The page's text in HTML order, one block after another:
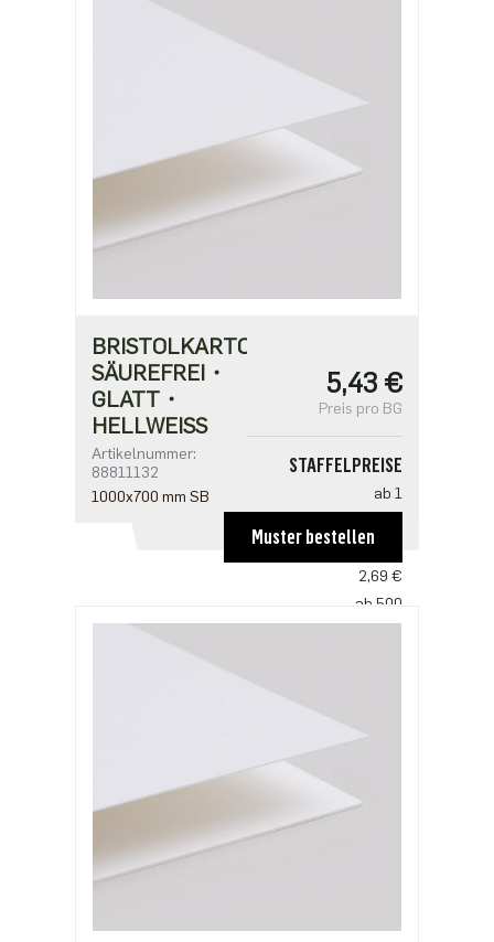
BRISTOLKARTON
SÄUREFREI・
GLATT・
HELLWEISS
Artikelnummer:
88811132
1000x700 mm SB
5,43 €
Preis pro BG
STAFFELPREISE
ab 1
ab 100
2,69 €
ab 500
Muster bestellen